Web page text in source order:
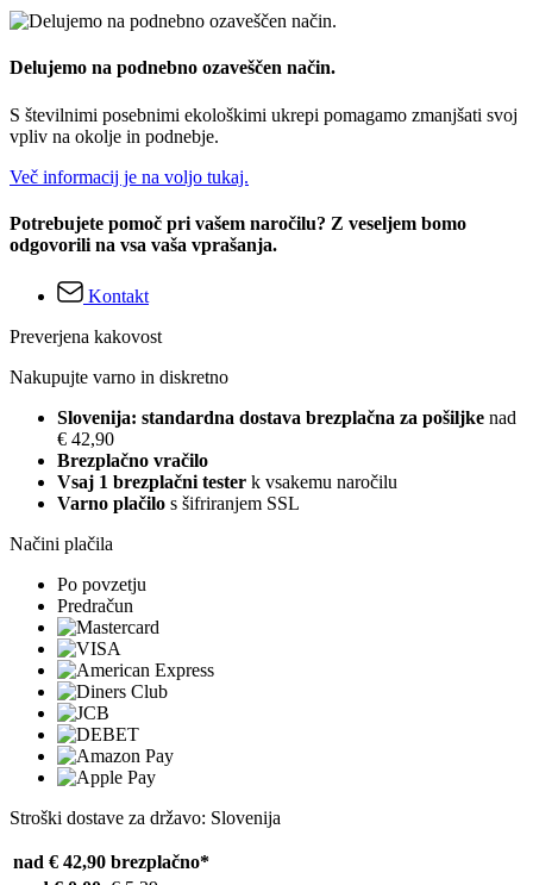
Delujemo na podnebno ozaveščen način.
S številnimi posebnimi ekološkimi ukrepi pomagamo zmanjšati svoj
vpliv na okolje in podnebje.
Več informacij je na voljo tukaj.
Potrebujete pomoč pri vašem naročilu? Z veseljem bomo
odgovorili na vsa vaša vprašanja.
Kontakt
Preverjena kakovost
Nakupujte varno in diskretno
Slovenija: standardna dostava brezplačna za pošiljke nad
€ 42,90
Brezplačno vračilo
Vsaj 1 brezplačni tester k vsakemu naročilu
Varno plačilo s šifriranjem SSL
Načini plačila
Po povzetju
Predračun
Stroški dostave za državo: Slovenija
nad € 42,90 brezplačno*